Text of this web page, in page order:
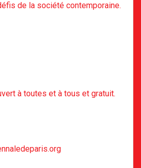
de la société contemporaine.
à toutes et à tous et gratuit.